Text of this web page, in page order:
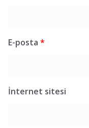
E-posta *
İnternet sitesi